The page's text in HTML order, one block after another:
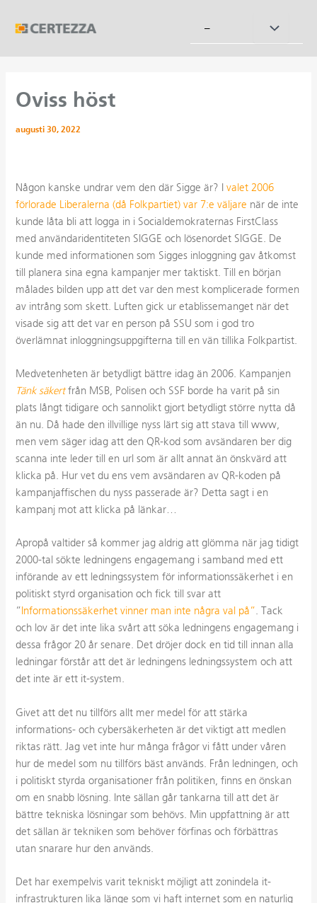
– Slå
Oviss höst
augusti 30, 2022
Någon kanske undrar vem den där Sigge är? Ivalet 2006
förlorade Liberalerna (då Folkpartiet) var 7:e väljare när de inte
kunde låta bli att logga in i Socialdemokraternas FirstClass
med användaridentiteten SIGGE och lösenordet SIGGE. De
kunde med informationen som Sigges inloggning gav åtkomst
till planera sina egna kampanjer mer taktiskt. Till en början
målades bilden upp att det var den mest komplicerade formen
av intrång som skett. Luften gick ur etablissemanget när det
visade sig att det var en person på SSU som i god tro
överlämnat inloggningsuppgifterna till en vän tillika Folkpartist.
Medvetenheten är betydligt bättre idag än 2006. Kampanjen
Tänk säkertfrån MSB, Polisen och SSF borde ha varit på sin
plats långt tidigare och sannolikt gjort betydligt större nytta då
än nu. Då hade den illvillige nyss lärt sig att stava till www,
men vem säger idag att den QR-kod som avsändaren ber dig
scanna inte leder till en url som är allt annat än önskvärd att
klicka på. Hur vet du ens vem avsändaren av QR-koden på
kampanjaffischen du nyss passerade är? Detta sagt i en
kampanj mot att klicka på länkar…
Apropå valtider så kommer jag aldrig att glömma när jag tidigt
2000-tal sökte ledningens engagemang i samband med ett
införande av ett ledningssystem för informationssäkerhet i en
politiskt styrdorganisation och fick till svar att
” Informationssäkerhet vinner man inte några val på”. Tack
och lov är det inte lika svårt att söka ledningens engagemang i
dessa frågor 20 år senare. Det dröjer dock en tid till innan alla
ledningar förstår att det är ledningens ledningssystem och att
det inte är ett it-system.
Givet att det nu tillförs allt mer medel för att stärka
informations- och cybersäkerheten är det viktigt att medlen
riktas rätt. Jag vet inte hur många frågor vi fått under våren
hur de medel som nu tillförs bäst används. Från ledningen, och
i politiskt styrda organisationer från politiken, finns en önskan
om en snabb lösning. Inte sällan går tankarna till att det är
bättre tekniska lösningar som behövs. Min uppfattning är att
det sällan är tekniken som behöver förfinas och förbättras
utan snarare hur den används.
Det har exempelvis varit tekniskt möjligt att zonindela it-
infrastrukturen lika länge som vi haft internet som en naturlig